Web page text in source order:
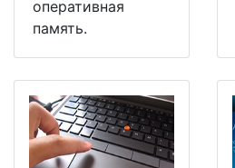
оперативная
память.